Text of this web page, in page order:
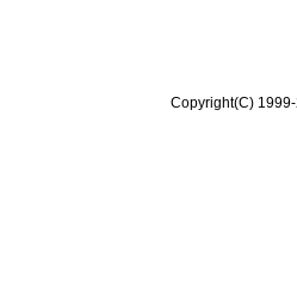
Copyright(C)